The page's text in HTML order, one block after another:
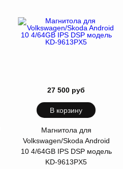
27 500 руб
В корзину
Магнитола для
Volkswagen/Skoda Android
10 4/64GB IPS DSP модель
KD-9613PX5